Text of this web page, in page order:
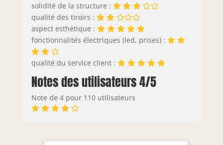
solidité de la structure :
qualité des tiroirs :
aspect esthétique :
fonctionnalités électriques (led, prises) :
qualité du service client :
Notes des utilisateurs 4/5
Note de 4 pour 110 utilisateurs